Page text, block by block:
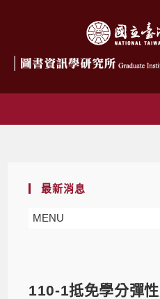
最新消息
MENU
110-1抵免學分彈